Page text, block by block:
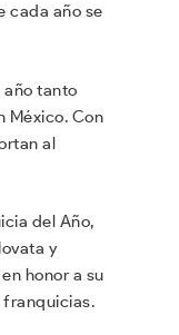
cada año se
año tanto
México. Con
al
del Año,
y
honor a su
franquicias.